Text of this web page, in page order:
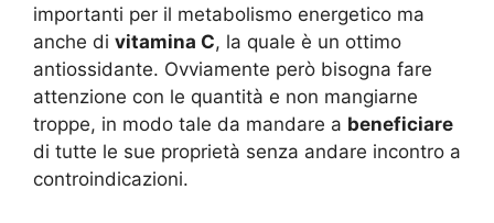
importanti per il metabolismo energetico ma
anche di vitamina C, la quale è un ottimo
antiossidante. Ovviamente però bisogna fare
attenzione con le quantità e non mangiarne
troppe, in modo tale da mandare a beneficiare
di tutte le sue proprietà senza andare incontro a
controindicazioni.